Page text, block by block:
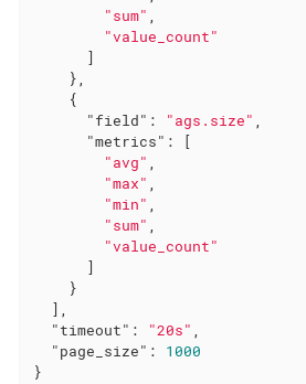
"sum" ,
"value_count"
      ]
    },
    {
"field" : "ags.size" ,
"metrics" : [
"avg" ,
"max" ,
"min" ,
"sum" ,
"value_count"
      ]
    }
  ],
"timeout" : "20s" ,
"page_size" : 1000
}